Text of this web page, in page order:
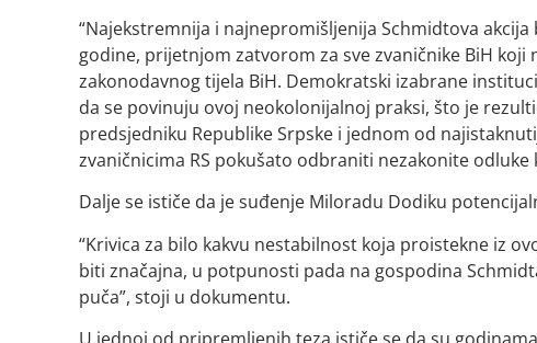
“Najekstremnija i najnepromišljenija Schmidtova
godine, prijetnjom zatvorom za sve zvaničnike BiH
zakonodavnog tijela BiH. Demokratski izabrane
da se povinuju ovoj neokolonijalnoj praksi, što je
predsjedniku Republike Srpske i jednom od
zvaničnicima RS pokušato odbraniti nezakonite odluke
Dalje se ističe da je suđenje Miloradu Dodiku
“Krivica za bilo kakvu nestabilnost koja proistekne iz
biti značajna, u potpunosti pada na gospodina
puča”, stoji u dokumentu.